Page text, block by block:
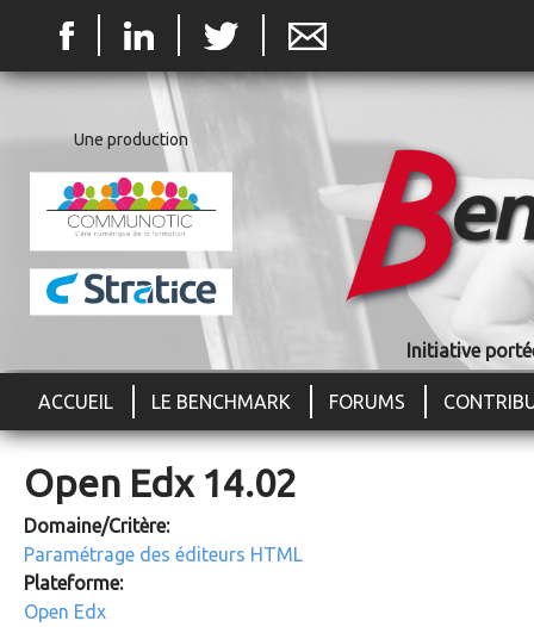
Initiative
Une production
ACCUEIL LE BENCHMARK FORUMS
Open Edx 14.02
Domaine/Critère:
Paramétrage des éditeurs HTML
Plateforme:
Open Edx